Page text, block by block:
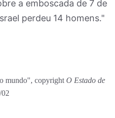
a emboscada de 7 de
perdeu 14 homens."
mundo", copyright O Estado de